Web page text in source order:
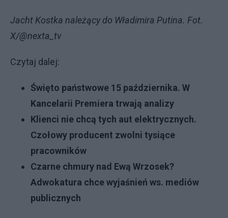
Jacht Kostka należący do Władimira Putina. Fot.
X/@nexta_tv
Czytaj dalej:
Święto państwowe 15 października. W
Kancelarii Premiera trwają analizy
Klienci nie chcą tych aut elektrycznych.
Czołowy producent zwolni tysiące
pracowników
Czarne chmury nad Ewą Wrzosek?
Adwokatura chce wyjaśnień ws. mediów
publicznych